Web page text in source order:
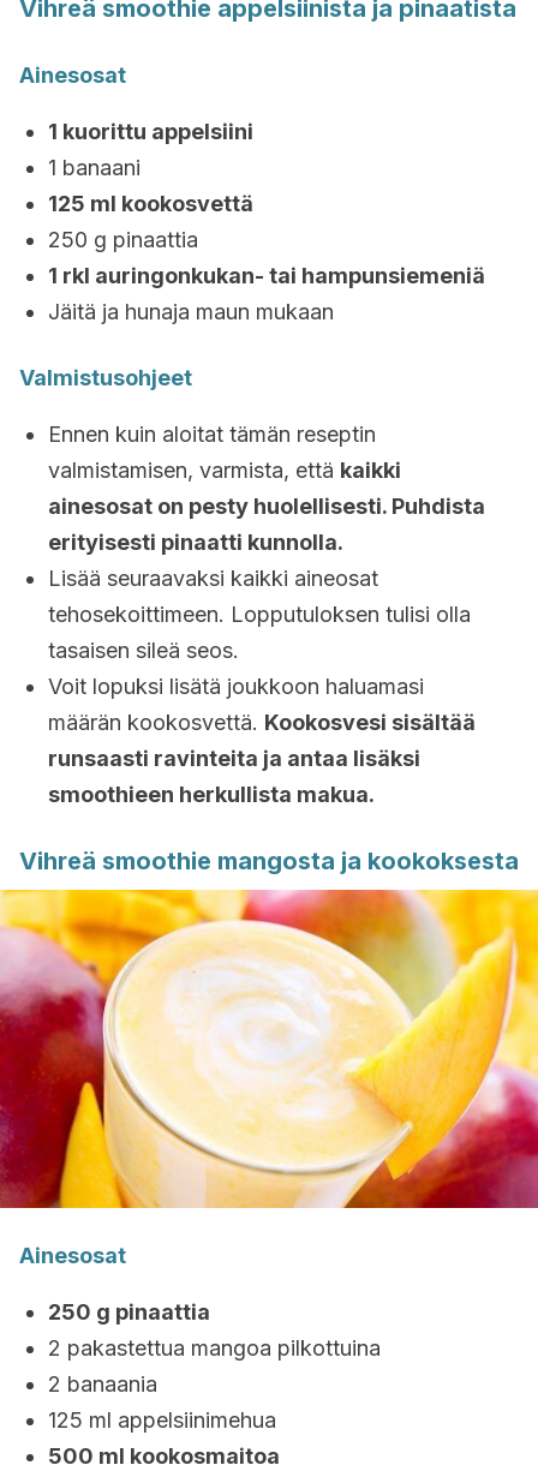
Vihreä smoothie appelsiinista ja pinaatista
Ainesosat
1 kuorittu appelsiini
1 banaani
125 ml kookosvettä
250 g pinaattia
1 rkl auringonkukan- tai hampunsiemeniä
Jäitä ja hunaja maun mukaan
Valmistusohjeet
Ennen kuin aloitat tämän reseptin
valmistamisen, varmista, että kaikki
ainesosat on pesty huolellisesti. Puhdista
erityisesti pinaatti kunnolla.
Lisää seuraavaksi kaikki aineosat
tehosekoittimeen. Lopputuloksen tulisi olla
tasaisen sileä seos.
Voit lopuksi lisätä joukkoon haluamasi
määrän kookosvettä. Kookosvesi sisältää
runsaasti ravinteita ja antaa lisäksi
smoothieen herkullista makua.
Vihreä smoothie mangosta ja kookoksesta
Ainesosat
250 g pinaattia
2 pakastettua mangoa pilkottuina
2 banaania
125 ml appelsiinimehua
500 ml kookosmaitoa